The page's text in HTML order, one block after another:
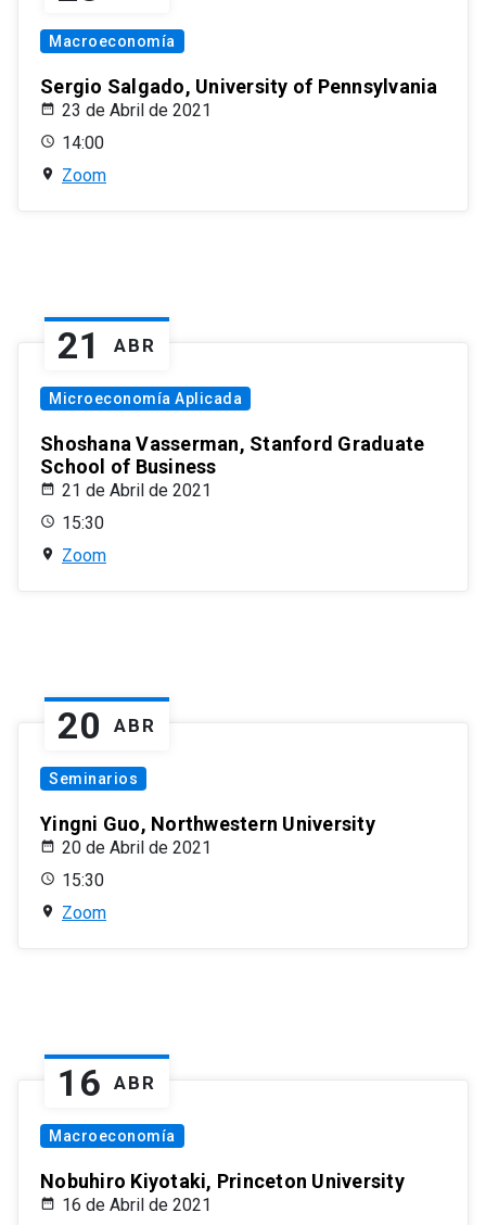
Macroeconomía
Sergio Salgado, University of Pennsylvania
23 de Abril de 2021
14:00
Zoom
21 ABR
Microeconomía Aplicada
Shoshana Vasserman, Stanford Graduate
School of Business
21 de Abril de 2021
15:30
Zoom
20 ABR
Seminarios
Yingni Guo, Northwestern University
20 de Abril de 2021
15:30
Zoom
16 ABR
Macroeconomía
Nobuhiro Kiyotaki, Princeton University
16 de Abril de 2021